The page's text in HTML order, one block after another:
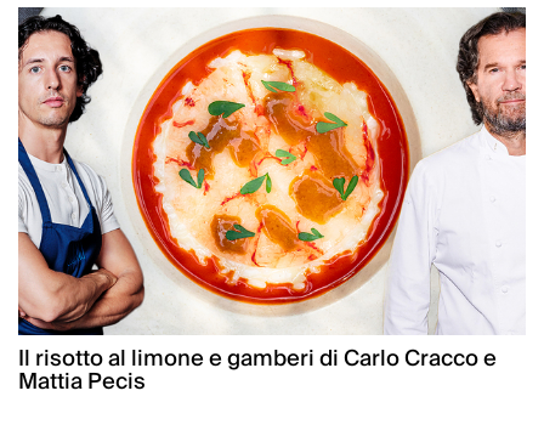
Il risotto al limone e gamberi di Carlo Cracco e
Mattia Pecis